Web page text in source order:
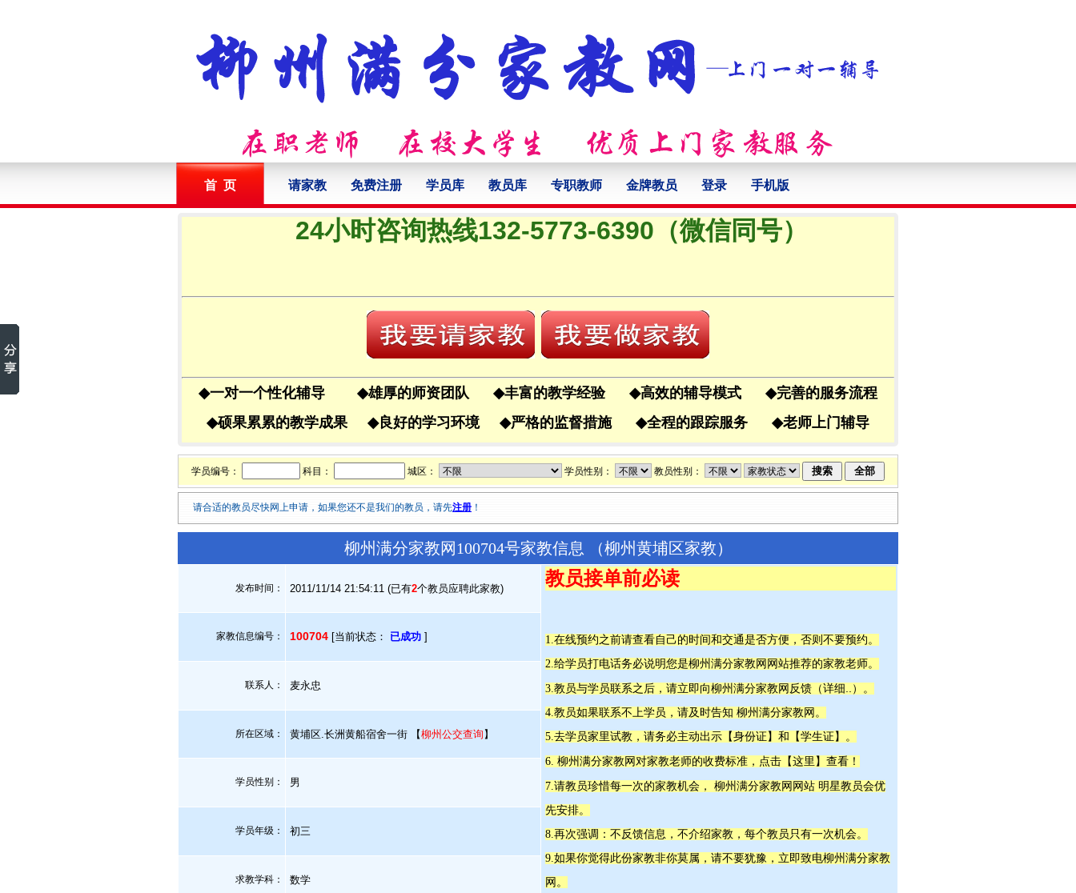
首 页 请家教 免费注册 学员库 教员库 专职教师 金牌教员 登录 手机版
24小时咨询热线132-5773-6390（微信同号）
◆一对一个性化辅导 ◆雄厚的师资团队 ◆丰富的教学经验 ◆高效的辅导模式 ◆完善的服务流程
◆硕果累累的教学成果 ◆良好的学习环境 ◆严格的监督措施 ◆全程的跟踪服务 ◆老师上门辅导
学员编号： 科目： 城区： 学员性别： 教员性别：
请合适的教员尽快网上申请，如果您还不是我们的教员，请先注册 ！
柳州满分家教网100704号家教信息 （柳州黄埔区家教）
发布时间： 2011/11/14 21:54:11 (已有2个教员应聘此家教) 教员接单前必读
1.在线预约之前请查看自己的时间和交通是否方便，否则不要预约。
2.给学员打电话务必说明您是柳州满分家教网网站推荐的家教老师。
3.教员与学员联系之后，请立即向柳州满分家教网反馈（详细..
）。
4.教员如果联系不上学员，请及时告知 柳州满分家教网。
5.去学员家里试教，请务必主动出示【身份证】和【学生证】。
6. 柳州满分家教网对家教老师的收费标准，点击【这里 】查看！
7.请教员珍惜每一次的家教机会， 柳州满分家教网网站 明星教员会优
先安排。
8.再次强调：不反馈信息，不介绍家教，每个教员只有一次机会。
9.如果你觉得此份家教非你莫属，请不要犹豫，立即致电柳州满分家教
网。
家教信息编号： 100704 [当前状态： 已成功 ]
联系人： 麦永忠
所在区域： 黄埔区.长洲黄船宿舍一街 【柳州公交查询 】
学员性别： 男
学员年级： 初三
求教学科： 数学